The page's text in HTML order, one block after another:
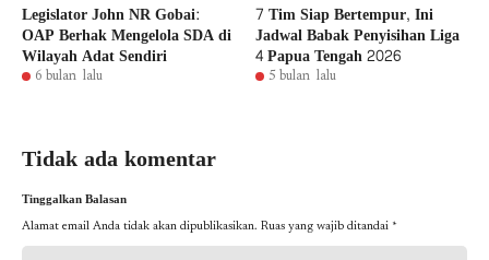
Legislator John NR Gobai:
OAP Berhak Mengelola SDA di
Wilayah Adat Sendiri
6 bulan lalu
7 Tim Siap Bertempur, Ini
Jadwal Babak Penyisihan Liga
4 Papua Tengah 2026
5 bulan lalu
Tidak ada komentar
Tinggalkan Balasan
Alamat email Anda tidak akan dipublikasikan. Ruas yang wajib ditandai *